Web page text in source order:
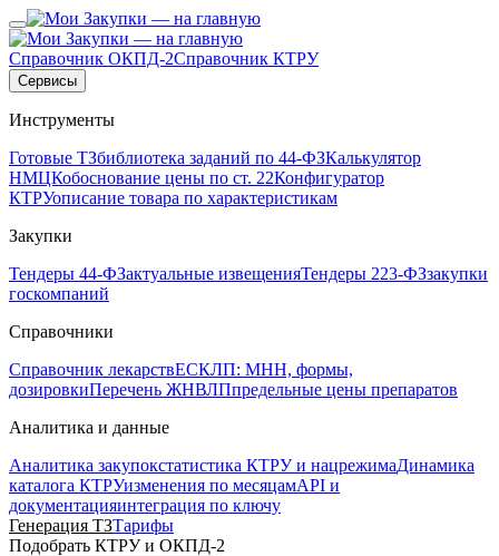
Справочник ОКПД-2Справочник КТРУ
Сервисы
Инструменты
Готовые ТЗбиблиотека заданий по 44-ФЗКалькулятор
НМЦКобоснование цены по ст. 22Конфигуратор
КТРУописание товара по характеристикам
Закупки
Тендеры 44-ФЗактуальные извещенияТендеры 223-ФЗзакупки
госкомпаний
Справочники
Справочник лекарствЕСКЛП: МНН, формы,
дозировкиПеречень ЖНВЛПпредельные цены препаратов
Аналитика и данные
Аналитика закупокстатистика КТРУ и нацрежимаДинамика
каталога КТРУизменения по месяцамAPI и
документацияинтеграция по ключу
Генерация ТЗТарифы
Подобрать КТРУ и ОКПД-2